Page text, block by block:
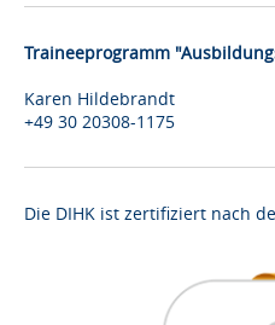
Traineeprogramm
Karen Hildebrandt
+49 30 20308-1175
Die DIHK ist zertifiziert nach